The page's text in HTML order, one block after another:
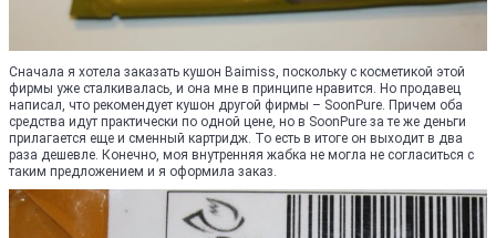
Сначала я хотела заказать кушон Baimiss, поскольку с косметикой этой
фирмы уже сталкивалась, и она мне в принципе нравится. Но продавец
написал, что рекомендует кушон другой фирмы – SoonPure. Причем оба
средства идут практически по одной цене, но в SoonPure за те же деньги
прилагается еще и сменный картридж. То есть в итоге он выходит в два
раза дешевле. Конечно, моя внутренняя жабка не могла не согласиться с
таким предложением и я оформила заказ.